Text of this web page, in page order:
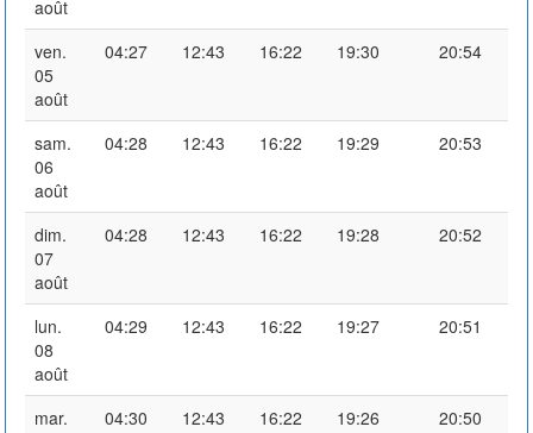
août
ven.
05
août
04:27 12:43 16:22 19:30 20:54
sam.
06
août
04:28 12:43 16:22 19:29 20:53
dim.
07
août
04:28 12:43 16:22 19:28 20:52
lun.
08
août
04:29 12:43 16:22 19:27 20:51
mar.
04:30 12:43 16:22 19:26 20:50